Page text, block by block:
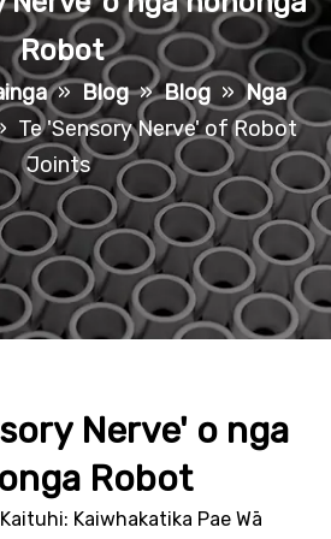
Robot
» Blog » Blog » Nga
Te 'Sensory Nerve' of Robot
Joints
Nerve' o nga
Robot
Kaiwhakatika Pae Wā